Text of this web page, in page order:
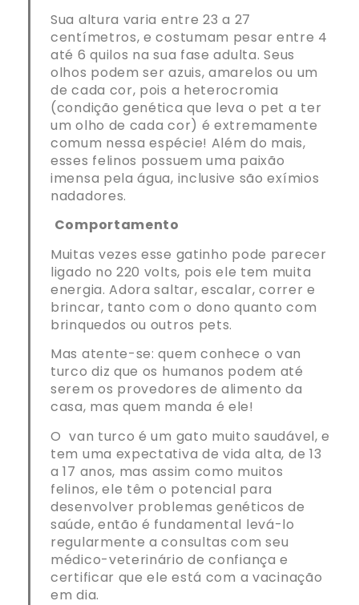
Sua altura varia entre 23 a 27
centímetros, e costumam pesar entre 4
até 6 quilos na sua fase adulta. Seus
olhos podem ser azuis, amarelos ou um
de cada cor, pois a heterocromia
(condição genética que leva o pet a ter
um olho de cada cor) é extremamente
comum nessa espécie! Além do mais,
esses felinos possuem uma paixão
imensa pela água, inclusive são exímios
nadadores.
Comportamento
Muitas vezes esse gatinho pode parecer
ligado no 220 volts, pois ele tem muita
energia. Adora saltar, escalar, correr e
brincar, tanto com o dono quanto com
brinquedos ou outros pets.
Mas atente-se: quem conhece o van
turco diz que os humanos podem até
serem os provedores de alimento da
casa, mas quem manda é ele!
O van turco é um gato muito saudável, e
tem uma expectativa de vida alta, de 13
a 17 anos, mas assim como muitos
felinos, ele têm o potencial para
desenvolver problemas genéticos de
saúde, então é fundamental levá-lo
regularmente a consultas com seu
médico-veterinário de confiança e
certificar que ele está com a vacinação
em dia.